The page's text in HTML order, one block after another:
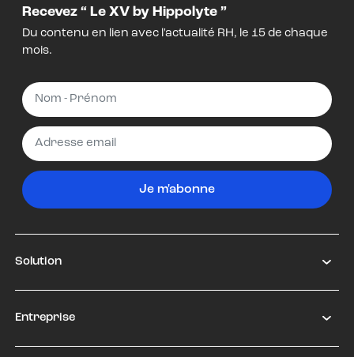
Recevez “ Le XV by Hippolyte ”
Du contenu en lien avec l'actualité RH, le 15 de chaque
mois.
Je m'abonne
Solution
Entreprise